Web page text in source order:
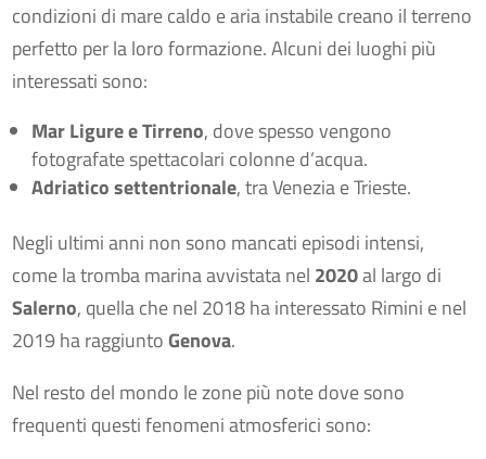
condizioni di mare caldo e aria instabile creano il terreno
perfetto per la loro formazione. Alcuni dei luoghi più
interessati sono:
Mar Ligure e Tirreno, dove spesso vengono
fotografate spettacolari colonne d’acqua.
Adriatico settentrionale, tra Venezia e Trieste.
Negli ultimi anni non sono mancati episodi intensi,
come la tromba marina avvistata nel 2020al largo di
Salerno, quella che nel 2018 ha interessato Rimini e nel
2019 ha raggiuntoGenova.
Nel resto del mondo le zone più note dove sono
frequenti questi fenomeni atmosferici sono: